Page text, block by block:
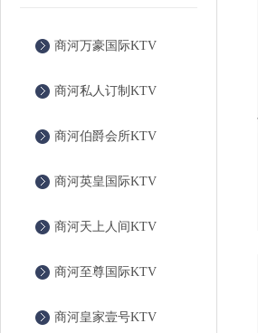
商河万豪国际KTV
商河私人订制KTV
商河伯爵会所KTV
商河英皇国际KTV
商河天上人间KTV
商河至尊国际KTV
商河皇家壹号KTV